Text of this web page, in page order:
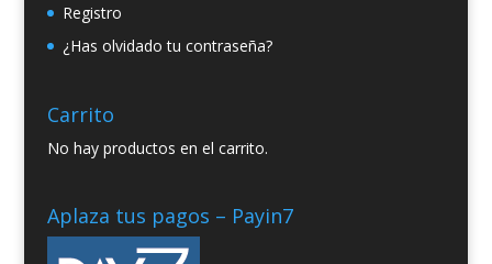
Registro
¿Has olvidado tu contraseña?
Carrito
No hay productos en el carrito.
Aplaza tus pagos – Payin7